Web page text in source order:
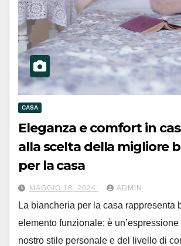
CASA
Eleganza e comfort in
alla scelta della migliore
per la casa
MAGGIO 18, 2024 ADMIN
La biancheria per la casa rappresenta
elemento funzionale; è un’espressione
nostro stile personale e del livello di